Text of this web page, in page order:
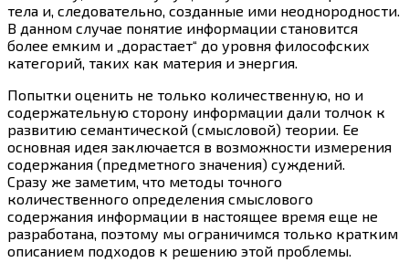
тела и, следовательно, созданные ими неоднородности.
В данном случае понятие информации становится
более емким и „дорастает“ до уровня философских
категорий, таких как материя и энергия.
Попытки оценить не только количественную, но и
содержательную сторону информации дали толчок к
развитию семантической (смысловой) теории. Ее
основная идея заключается в возможности измерения
содержания (предметного значения) суждений.
Сразу же заметим, что методы точного
количественного определения смыслового
содержания информации в настоящее время еще не
разработана, поэтому мы ограничимся только кратким
описанием подходов к решению этой проблемы.